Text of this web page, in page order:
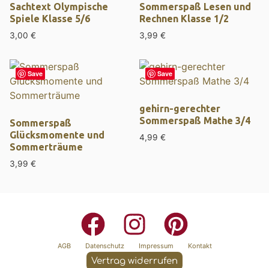
Sachtext Olympische
Spiele Klasse 5/6
3,00 €
Sommerspaß Lesen und
Rechnen Klasse 1/2
3,99 €
Save
Sommerspaß
Glücksmomente und
Sommerträume
3,99 €
Save
gehirn-gerechter
Sommerspaß Mathe 3/4
4,99 €
AGB Datenschutz Impressum Kontakt
Vertrag widerrufen